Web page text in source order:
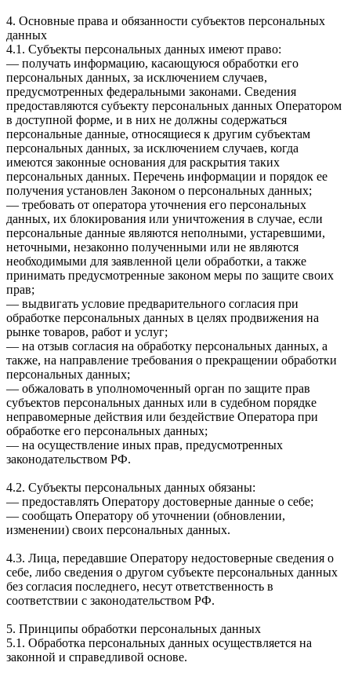
4. Основные права и обязанности субъектов персональных
данных
4.1. Субъекты персональных данных имеют право:
— получать информацию, касающуюся обработки его
персональных данных, за исключением случаев,
предусмотренных федеральными законами. Сведения
предоставляются субъекту персональных данных Оператором
в доступной форме, и в них не должны содержаться
персональные данные, относящиеся к другим субъектам
персональных данных, за исключением случаев, когда
имеются законные основания для раскрытия таких
персональных данных. Перечень информации и порядок ее
получения установлен Законом о персональных данных;
— требовать от оператора уточнения его персональных
данных, их блокирования или уничтожения в случае, если
персональные данные являются неполными, устаревшими,
неточными, незаконно полученными или не являются
необходимыми для заявленной цели обработки, а также
принимать предусмотренные законом меры по защите своих
прав;
— выдвигать условие предварительного согласия при
обработке персональных данных в целях продвижения на
рынке товаров, работ и услуг;
— на отзыв согласия на обработку персональных данных, а
также, на направление требования о прекращении обработки
персональных данных;
— обжаловать в уполномоченный орган по защите прав
субъектов персональных данных или в судебном порядке
неправомерные действия или бездействие Оператора при
обработке его персональных данных;
— на осуществление иных прав, предусмотренных
законодательством РФ.
4.2. Субъекты персональных данных обязаны:
— предоставлять Оператору достоверные данные о себе;
— сообщать Оператору об уточнении (обновлении,
изменении) своих персональных данных.
4.3. Лица, передавшие Оператору недостоверные сведения о
себе, либо сведения о другом субъекте персональных данных
без согласия последнего, несут ответственность в
соответствии с законодательством РФ.
5. Принципы обработки персональных данных
5.1. Обработка персональных данных осуществляется на
законной и справедливой основе.